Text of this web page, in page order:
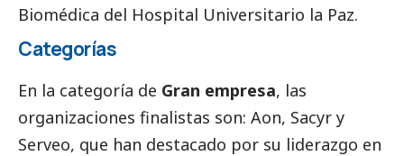
Biomédica del Hospital Universitario la Paz.
Categorías
En la categoría de Gran empresa, las
organizaciones finalistas son: Aon, Sacyr y
Serveo, que han destacado por su liderazgo en